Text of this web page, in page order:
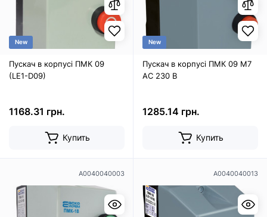
New
Пускач в корпусі ПМК 09
(LE1-D09)
1168.31 грн.
Купить
New
Пускач в корпусі ПМК 09 М7
AC 230 B
1285.14 грн.
Купить
A0040040003 A0040040013